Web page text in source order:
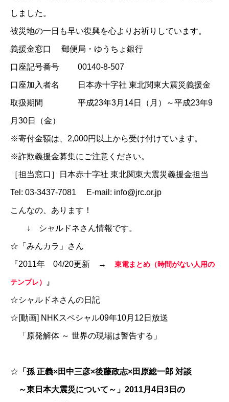
しました。
被災地の一日も早い復興を心よりお祈りしています。
義援金窓口 郵便局・ゆうちょ銀行
口座記号番号 00140-8-507
口座加入者名 日本赤十字社 東北関東大震災義援金
取扱期間 平成23年3月14日（月）～平成23年9
月30日（金）
※寄付金額は、2,000円以上から受け付けています。
※詐欺義援金募集にご注意ください。
［担当窓口］日本赤十字社 東北関東大震災義援金担当
Tel: 03-3437-7081 E-mail: info@jrc.or.jp
こんなの、あります！
↓ シャルドネさん情報です。
☆ 「みんカラ」さん
『2011年 04/20更新 → 東電まとめ（時間がない人用の
テンプレ） 』
☆シャルドネさんの日記
☆[動画] NHKスペシャル09年10月12日放送
「原発解体 ～ 世界の現場は警告する」
☆ 「孫 正義×田中三彦×後藤政志×田原総一郎 対談
～東日本大震災について～」2011月4日3日の